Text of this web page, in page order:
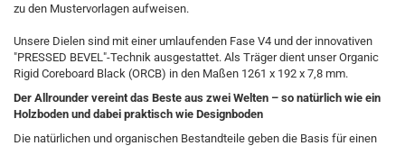
zu den Mustervorlagen aufweisen.
Unsere Dielen sind mit einer umlaufenden Fase V4 und der innovativen
"PRESSED BEVEL"-Technik ausgestattet. Als Träger dient unser Organic
Rigid Coreboard Black (ORCB) in den Maßen 1261 x 192 x 7,8 mm.
Der Allrounder vereint das Beste aus zwei Welten – so natürlich wie ein
Holzboden und dabei praktisch wie Designboden
Die natürlichen und organischen Bestandteile geben die Basis für einen